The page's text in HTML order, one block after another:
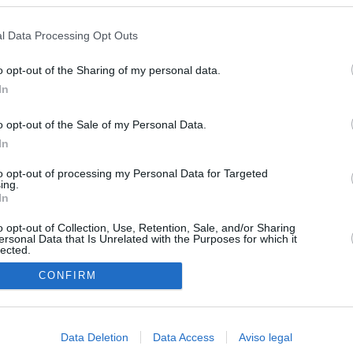
Data Processing Opt Outs
opt-out of the Sharing of my personal data.
opt-out of the Sale of my Personal Data.
opt-out of processing my Personal Data for Targeted
opt-out of Collection, Use, Retention, Sale, and/or Sharing
Data that Is Unrelated with the Purposes for which it
CONFIRM
Data Deletion Data Access Aviso legal
gobiernan en coalición
a los menores migrantes
y ADN: dentro de la oficina que busca a los desaparecidos de
Púnica y refugio de cargos del PP: así es la empresa
el ático de Ayuso
el Gobierno de Ayuso en Chamberí tampoco puede ser
lo prohíbe la normativa municipal